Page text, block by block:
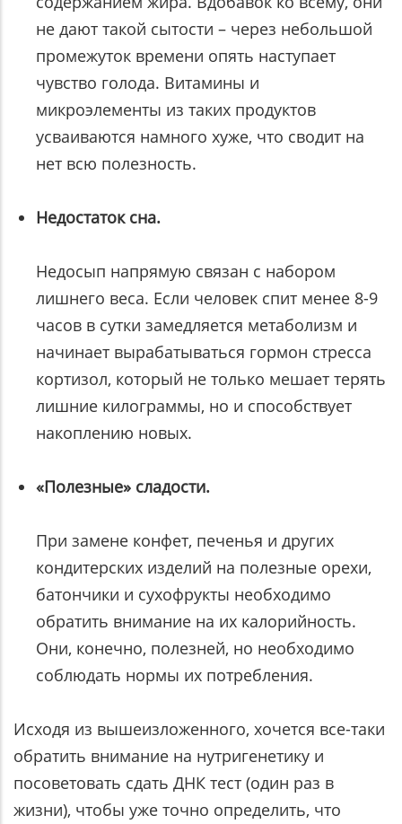
не дают такой сытости – через небольшой
промежуток времени опять наступает
чувство голода. Витамины и
микроэлементы из таких продуктов
усваиваются намного хуже, что сводит на
нет всю полезность.
Недостаток сна.
Недосып напрямую связан с набором
лишнего веса. Если человек спит менее 8-9
часов в сутки замедляется метаболизм и
начинает вырабатываться гормон стресса
кортизол, который не только мешает терять
лишние килограммы, но и способствует
накоплению новых.
«Полезные» сладости.
При замене конфет, печенья и других
кондитерских изделий на полезные орехи,
батончики и сухофрукты необходимо
обратить внимание на их калорийность.
Они, конечно, полезней, но необходимо
соблюдать нормы их потребления.
Исходя из вышеизложенного, хочется все-таки
обратить внимание на нутригенетику и
посоветовать сдать ДНК тест (один раз в
жизни), чтобы уже точно определить, что